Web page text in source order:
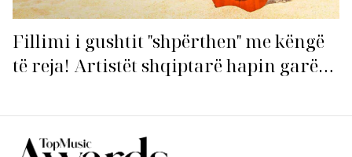
Fillimi i gushtit "shpërthen" me këngë
të reja! Artistët shqiptarë hapin garën